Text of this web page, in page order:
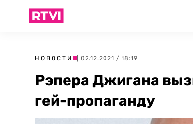
НОВОСТИ | 02.12.2021 / 18:19
Рэпера Джигана
гей-пропаганду